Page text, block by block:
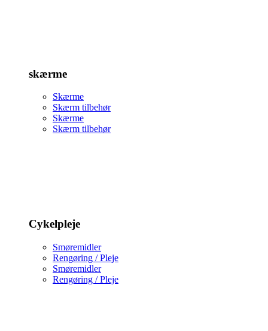
skærme
Skærme
Skærm tilbehør
Skærme
Skærm tilbehør
Cykelpleje
Smøremidler
Rengøring / Pleje
Smøremidler
Rengøring / Pleje